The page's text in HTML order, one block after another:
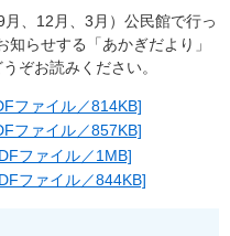
、12月、3月）公民館で行っ
らせする「あかぎだより」
ぞお読みください。
ファイル／814KB]
ファイル／857KB]
ファイル／1MB]
ファイル／844KB]